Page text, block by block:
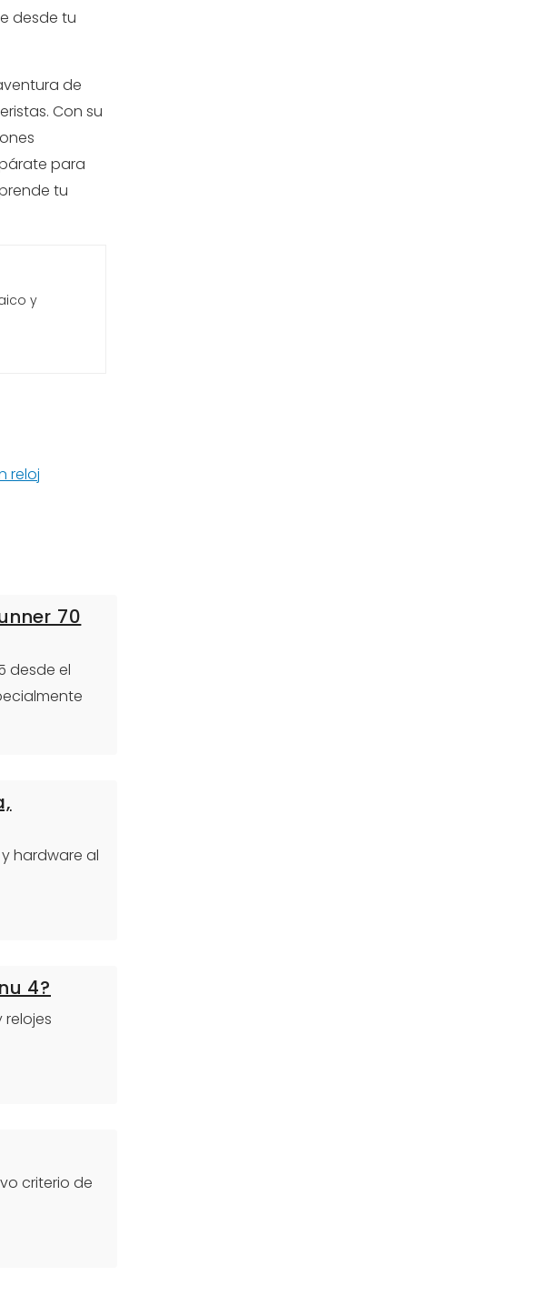
desde tu
de
Con su
para
tu
y
reloj
70
desde el
hardware al
4?
relojes
criterio de